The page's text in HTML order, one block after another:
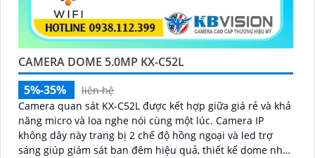
CAMERA DOME 5.0MP KX-C52L
5%-35%
liên hệ
Camera quan sát KX-C52L được kết hợp giữa giá rẻ và khả
năng micro và loa nghe nói cùng một lúc. Camera IP
không dây này trang bị 2 chế độ hồng ngoại và led trợ
sáng giúp giám sát ban đêm hiệu quả, thiết kế dome nhỏ